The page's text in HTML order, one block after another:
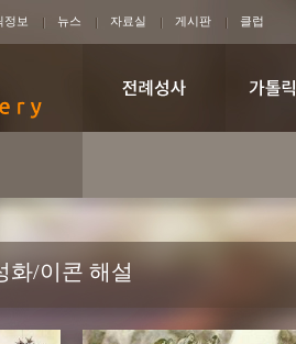
정보 뉴스 자료실 게시판 클럽
화/이콘 해설